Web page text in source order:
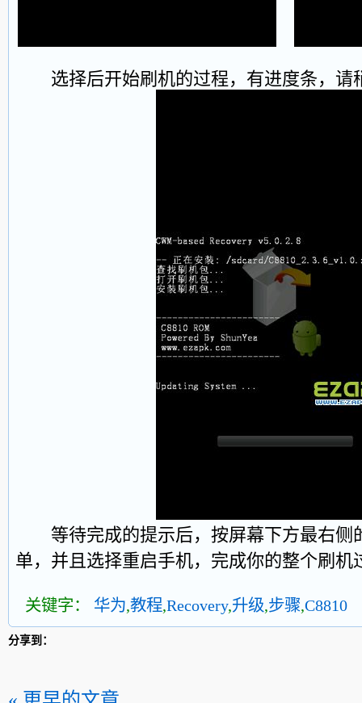
选择后开始刷机的过程，有进度条，请
等待完成的提示后，按屏幕下方最右侧
单，并且选择重启手机，完成你的整个刷机
关键字： 华为,教程,Recovery,升级,步骤,C8810
分享到：